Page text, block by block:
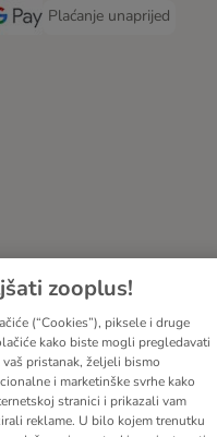
Method
Method
pay Payment Method
Plaćanje unaprijed
Plaćanje unaprijed
Impressum
DSA
Kontakt
plaćanja
zooplus!
(“Cookies”), piksele i druge
kako biste mogli pregledavati
pristanak, željeli bismo
i marketinške svrhe kako
stranici i prikazali vam
reklame. U bilo kojem trenutku